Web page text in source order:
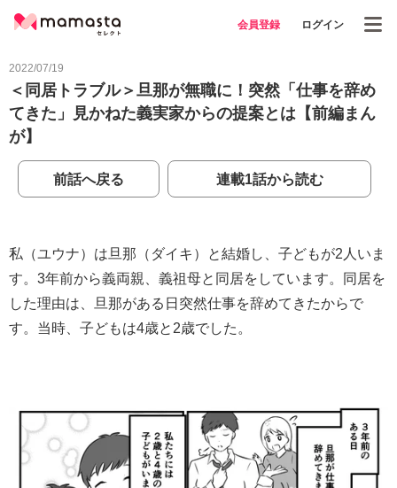
会員登録 ログイン
2022/07/19
＜同居トラブル＞旦那が無職に！突然「仕事を辞め
てきた」見かねた義実家からの提案とは【前編まん
が】
前話へ戻る 連載1話から読む
私（ユウナ）は旦那（ダイキ）と結婚し、子どもが2人いま
す。3年前から義両親、義祖母と同居をしています。同居を
した理由は、旦那がある日突然仕事を辞めてきたからで
す。当時、子どもは4歳と2歳でした。